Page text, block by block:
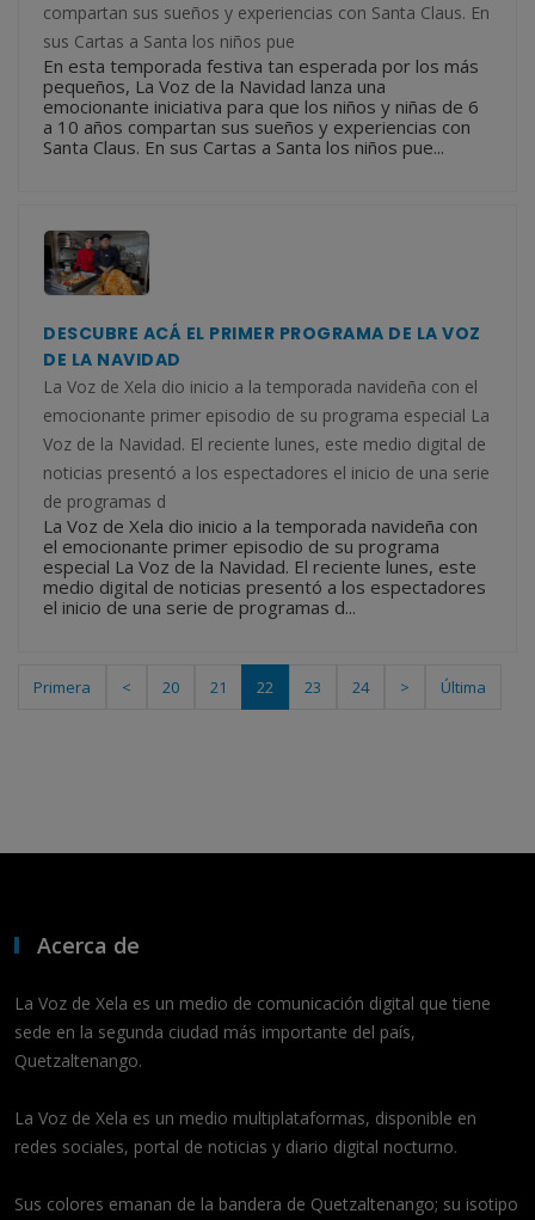
compartan sus sueños y experiencias con Santa Claus. En
sus Cartas a Santa los niños pue
En esta temporada festiva tan esperada por los más
pequeños, La Voz de la Navidad lanza una
emocionante iniciativa para que los niños y niñas de 6
a 10 años compartan sus sueños y experiencias con
Santa Claus. En sus Cartas a Santa los niños pue...
DESCUBRE ACÁ EL PRIMER PROGRAMA DE LA VOZ
DE LA NAVIDAD
La Voz de Xela dio inicio a la temporada navideña con el
emocionante primer episodio de su programa especial La
Voz de la Navidad. El reciente lunes, este medio digital de
noticias presentó a los espectadores el inicio de una serie
de programas d
La Voz de Xela dio inicio a la temporada navideña con
el emocionante primer episodio de su programa
especial La Voz de la Navidad. El reciente lunes, este
medio digital de noticias presentó a los espectadores
el inicio de una serie de programas d...
Primera < 20 21 22 23 24 > Última
Acerca de
La Voz de Xela es un medio de comunicación digital que tiene
sede en la segunda ciudad más importante del país,
Quetzaltenango.
La Voz de Xela es un medio multiplataformas, disponible en
redes sociales, portal de noticias y diario digital nocturno.
Sus colores emanan de la bandera de Quetzaltenango; su isotipo